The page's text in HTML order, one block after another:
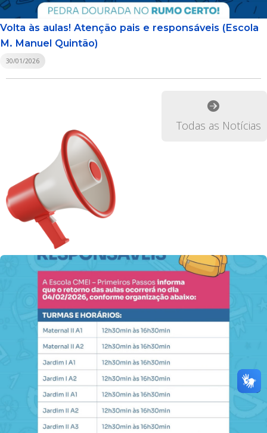
Volta às aulas! Atenção pais e responsáveis (Escola
M. Manuel Quintão)
30/01/2026
Todas as Notícias